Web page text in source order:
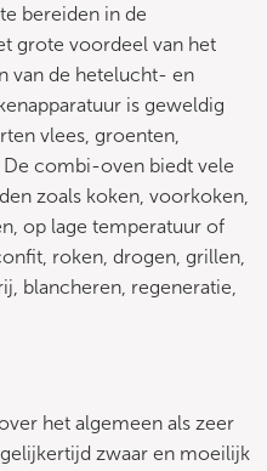
bereiden in de
grote voordeel van het
van de hetelucht- en
is geweldig
vlees, groenten,
De combi-oven biedt vele
zoals koken, voorkoken,
op lage temperatuur of
roken, drogen, grillen,
blancheren, regeneratie,
het algemeen als zeer
zwaar en moeilijk